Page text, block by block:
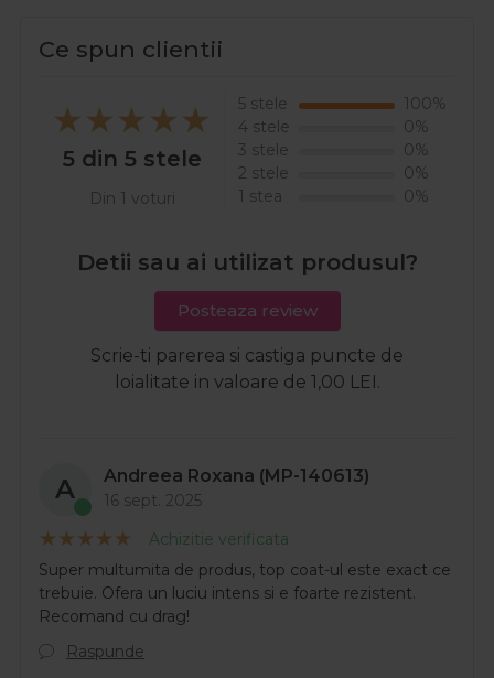
Ce spun clientii
5 din 5 stele
Din 1 voturi
5 stele
100%
4 stele
0%
3 stele
0%
2 stele
0%
1 stea
0%
Detii sau ai utilizat produsul?
Posteaza review
Scrie-ti parerea si castiga puncte de
loialitate in valoare de 1,00 LEI.
A Andreea Roxana (MP-140613)
16 sept. 2025
Achizitie verificata
Super multumita de produs, top coat-ul este exact ce
trebuie. Ofera un luciu intens si e foarte rezistent.
Recomand cu drag!
Raspunde